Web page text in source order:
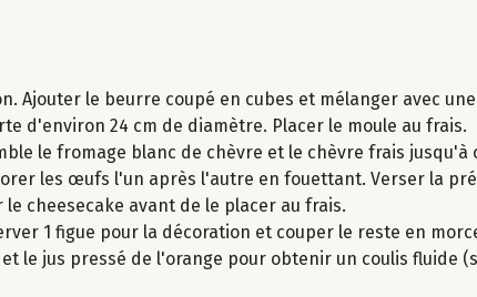
Ajouter le beurre coupé en cubes et mélanger avec
d'environ 24 cm de diamètre. Placer le moule au frais.
le fromage blanc de chèvre et le chèvre frais jusqu'à
les œufs l'un après l'autre en fouettant. Verser la
cheesecake avant de le placer au frais.
1 figue pour la décoration et couper le reste en
le jus pressé de l'orange pour obtenir un coulis fluide